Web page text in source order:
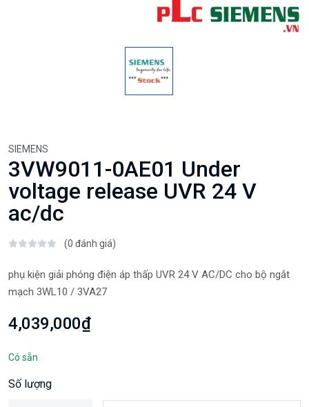
SIEMENS
3VW9011-0AE01 Under
voltage release UVR 24 V
ac/dc
(0 đánh giá)
phụ kiện giải phóng điện áp thấp UVR 24 V AC/DC cho bộ ngắt
mạch 3WL10 / 3VA27
4,039,000₫
Có sẵn
Số lượng